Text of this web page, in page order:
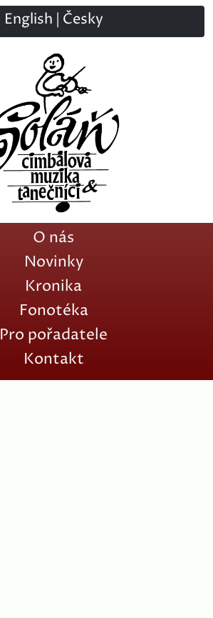
English Česky
O nás
Novinky
Kronika
Fonotéka
Pro pořadatele
Kontakt